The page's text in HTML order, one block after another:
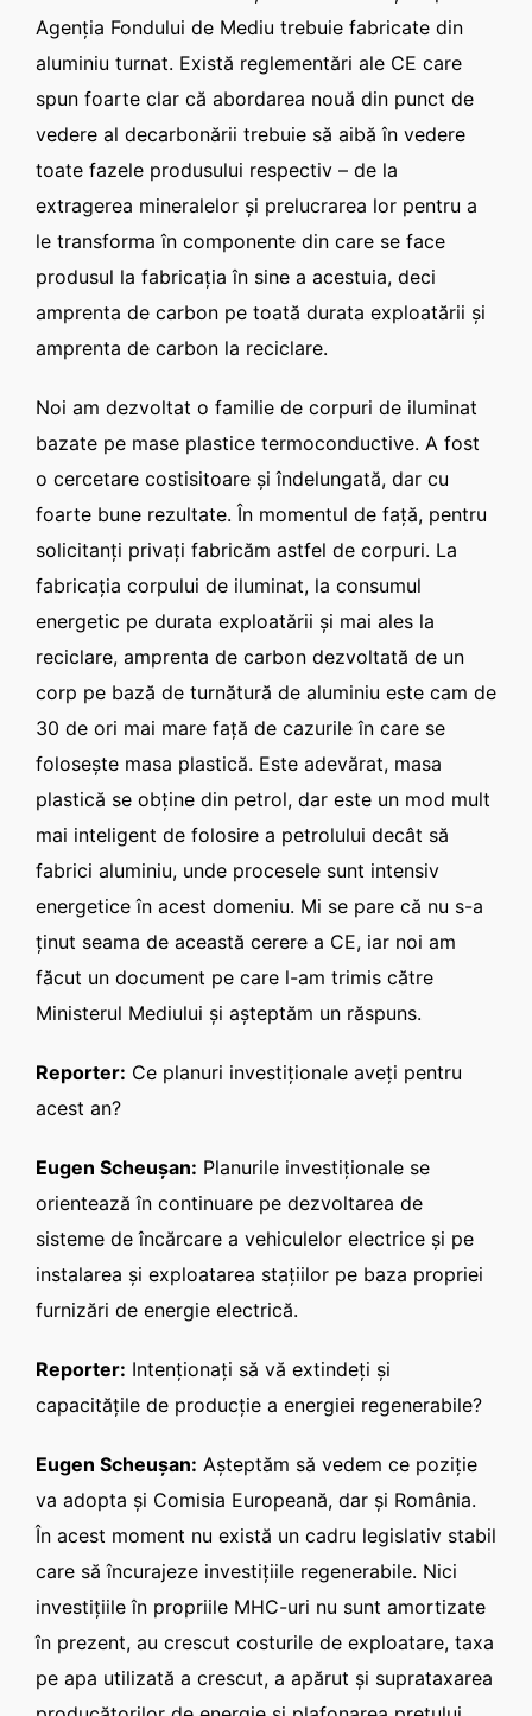
Agenţia Fondului de Mediu trebuie fabricate din
aluminiu turnat. Există reglementări ale CE care
spun foarte clar că abordarea nouă din punct de
vedere al decarbonării trebuie să aibă în vedere
toate fazele produsului respectiv – de la
extragerea mineralelor şi prelucrarea lor pentru a
le transforma în componente din care se face
produsul la fabricaţia în sine a acestuia, deci
amprenta de carbon pe toată durata exploatării şi
amprenta de carbon la reciclare.
Noi am dezvoltat o familie de corpuri de iluminat
bazate pe mase plastice termoconductive. A fost
o cercetare costisitoare şi îndelungată, dar cu
foarte bune rezultate. În momentul de faţă, pentru
solicitanţi privaţi fabricăm astfel de corpuri. La
fabricaţia corpului de iluminat, la consumul
energetic pe durata exploatării şi mai ales la
reciclare, amprenta de carbon dezvoltată de un
corp pe bază de turnătură de aluminiu este cam de
30 de ori mai mare faţă de cazurile în care se
foloseşte masa plastică. Este adevărat, masa
plastică se obţine din petrol, dar este un mod mult
mai inteligent de folosire a petrolului decât să
fabrici aluminiu, unde procesele sunt intensiv
energetice în acest domeniu. Mi se pare că nu s-a
ţinut seama de această cerere a CE, iar noi am
făcut un document pe care l-am trimis către
Ministerul Mediului şi aşteptăm un răspuns.
Reporter: Ce planuri investiţionale aveţi pentru
acest an?
Eugen Scheuşan: Planurile investiţionale se
orientează în continuare pe dezvoltarea de
sisteme de încărcare a vehiculelor electrice şi pe
instalarea şi exploatarea staţiilor pe baza propriei
furnizări de energie electrică.
Reporter: Intenţionaţi să vă extindeţi şi
capacităţile de producţie a energiei regenerabile?
Eugen Scheuşan: Aşteptăm să vedem ce poziţie
va adopta şi Comisia Europeană, dar şi România.
În acest moment nu există un cadru legislativ stabil
care să încurajeze investiţiile regenerabile. Nici
investiţiile în propriile MHC-uri nu sunt amortizate
în prezent, au crescut costurile de exploatare, taxa
pe apa utilizată a crescut, a apărut şi suprataxarea